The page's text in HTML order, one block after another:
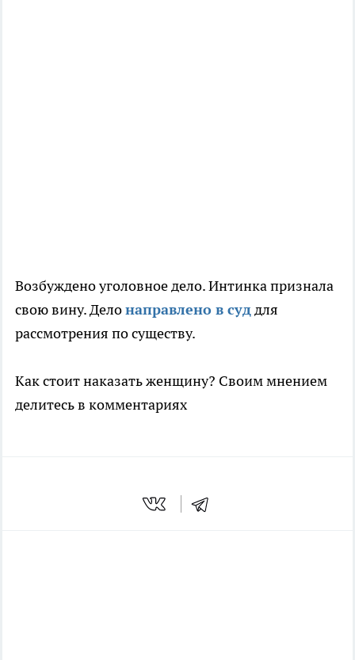
Возбуждено уголовное дело.Интинкапризнала
свою вину. Делонаправлено в суддля
рассмотрения по существу.
Как стоит наказать женщину? Своим мнением
делитесь в комментариях